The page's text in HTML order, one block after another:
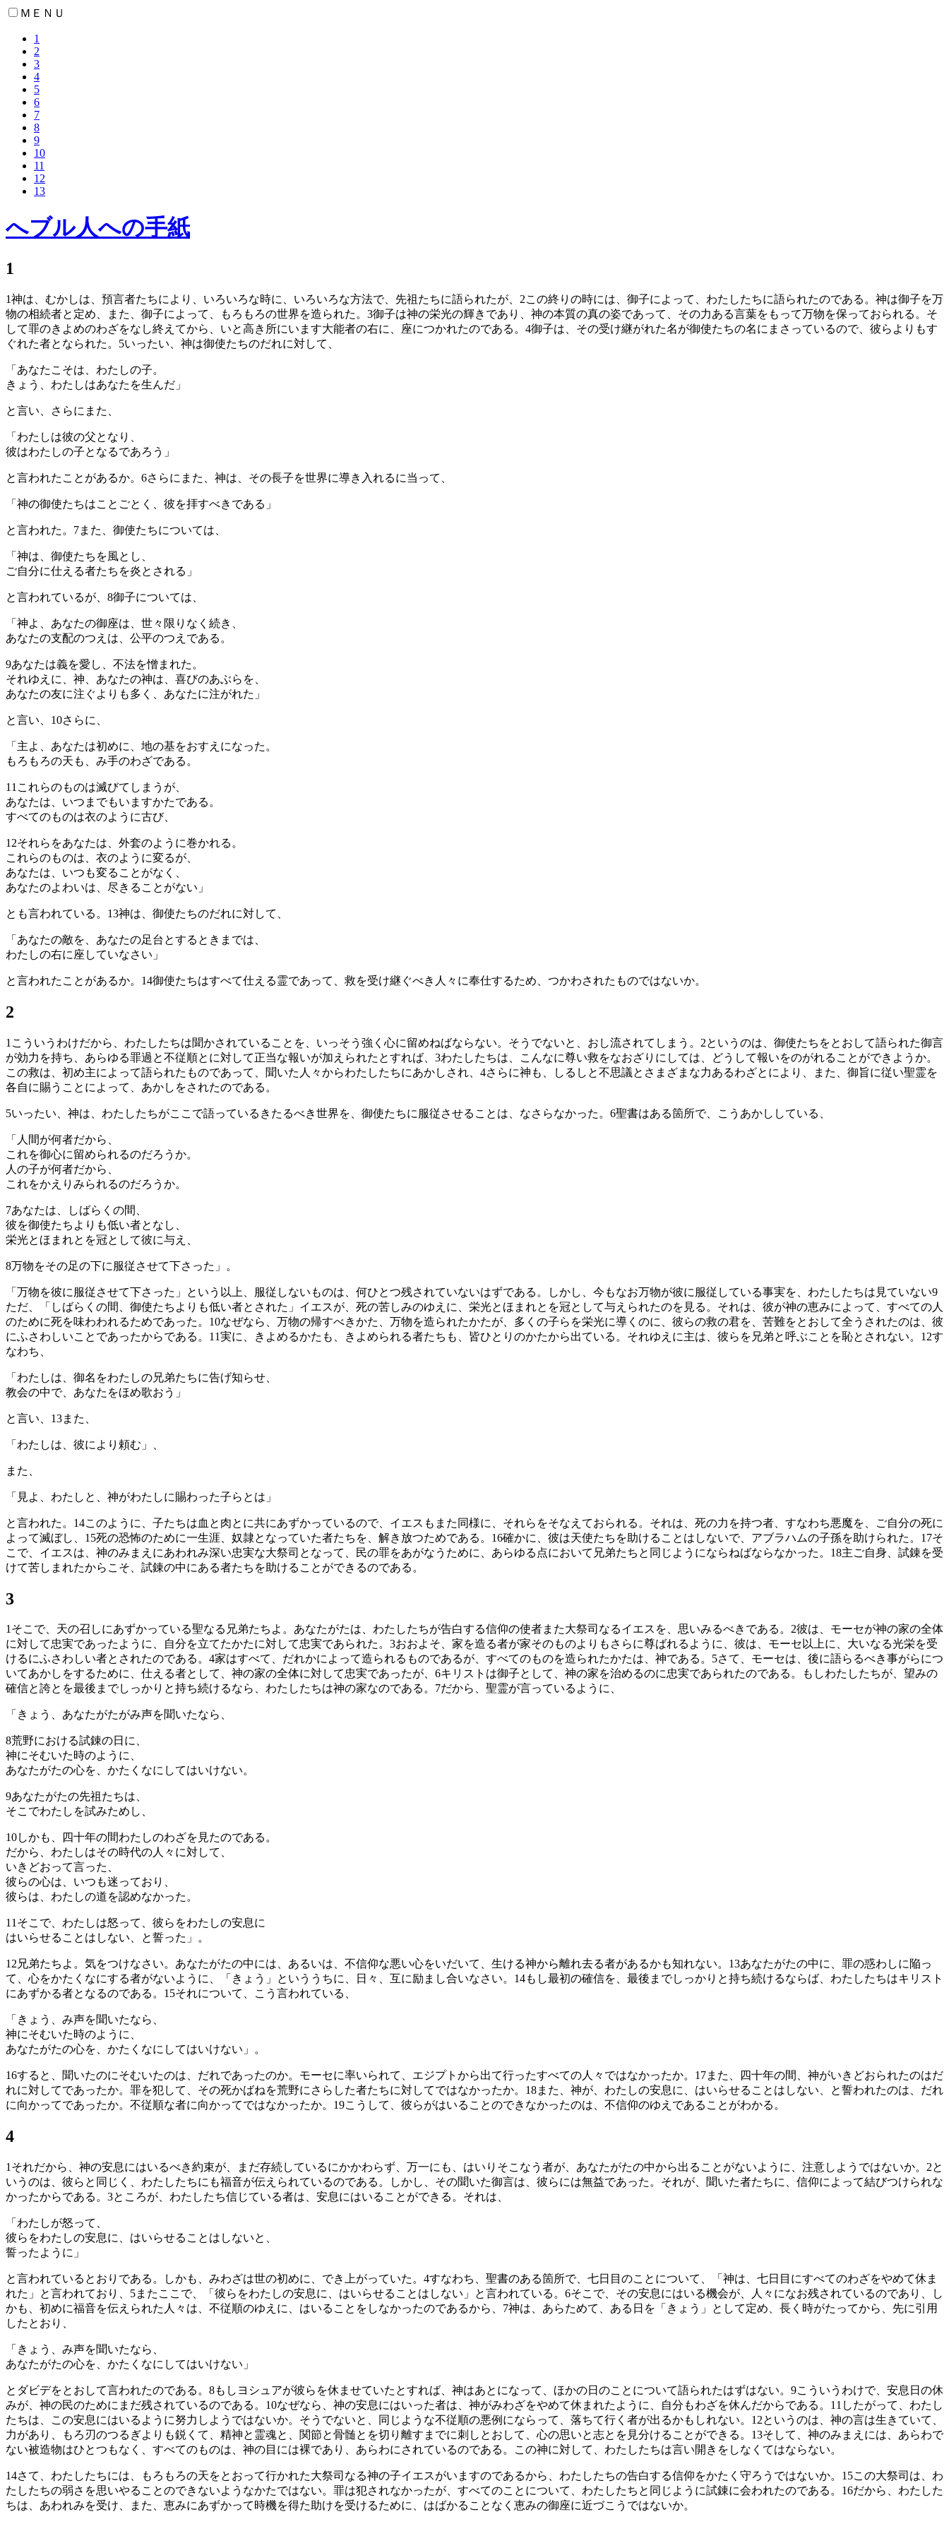
ＭＥＮＵ
1
2
3
4
5
6
7
8
9
10
11
12
13
へブル人への手紙
1
1神は、むかしは、預言者たちにより、いろいろな時に、いろいろな方法で、先祖たちに語られたが、 2この終りの時には、御子によって、わたしたちに語られたのである。神は御子を万
物の相続者と定め、また、御子によって、もろもろの世界を造られた。 3御子は神の栄光の輝きであり、神の本質の真の姿であって、その力ある言葉をもって万物を保っておられる。そ
して罪のきよめのわざをなし終えてから、いと高き所にいます大能者の右に、座につかれたのである。 4御子は、その受け継がれた名が御使たちの名にまさっているので、彼らよりもす
ぐれた者となられた。 5いったい、神は御使たちのだれに対して、
「あなたこそは、わたしの子。
きょう、わたしはあなたを生んだ」
と言い、さらにまた、
「わたしは彼の父となり、
彼はわたしの子となるであろう」
と言われたことがあるか。 6さらにまた、神は、その長子を世界に導き入れるに当って、
「神の御使たちはことごとく、彼を拝すべきである」
と言われた。 7また、御使たちについては、
「神は、御使たちを風とし、
ご自分に仕える者たちを炎とされる」
と言われているが、 8御子については、
「神よ、あなたの御座は、世々限りなく続き、
あなたの支配のつえは、公平のつえである。
9あなたは義を愛し、不法を憎まれた。
それゆえに、神、あなたの神は、喜びのあぶらを、
あなたの友に注ぐよりも多く、あなたに注がれた」
と言い、 10さらに、
「主よ、あなたは初めに、地の基をおすえになった。
もろもろの天も、み手のわざである。
11 これらのものは滅びてしまうが、
あなたは、いつまでもいますかたである。
すべてのものは衣のように古び、
12それらをあなたは、外套のように巻かれる。
これらのものは、衣のように変るが、
あなたは、いつも変ることがなく、
あなたのよわいは、尽きることがない」
とも言われている。 13神は、御使たちのだれに対して、
「あなたの敵を、あなたの足台とするときまでは、
わたしの右に座していなさい」
と言われたことがあるか。 14御使たちはすべて仕える霊であって、救を受け継ぐべき人々に奉仕するため、つかわされたものではないか。
2
1 こういうわけだから、わたしたちは聞かされていることを、いっそう強く心に留めねばならない。そうでないと、おし流されてしまう。 2というのは、御使たちをとおして語られた御言
が効力を持ち、あらゆる罪過と不従順とに対して正当な報いが加えられたとすれば、 3わたしたちは、こんなに尊い救をなおざりにしては、どうして報いをのがれることができようか。
この救は、初め主によって語られたものであって、聞いた人々からわたしたちにあかしされ、 4さらに神も、しるしと不思議とさまざまな力あるわざとにより、また、御旨に従い聖霊を
各自に賜うことによって、あかしをされたのである。
5いったい、神は、わたしたちがここで語っているきたるべき世界を、御使たちに服従させることは、なさらなかった。 6聖書はある箇所で、こうあかししている、
「人間が何者だから、
これを御心に留められるのだろうか。
人の子が何者だから、
これをかえりみられるのだろうか。
7あなたは、しばらくの間、
彼を御使たちよりも低い者となし、
栄光とほまれとを冠として彼に与え、
8万物をその足の下に服従させて下さった」。
「万物を彼に服従させて下さった」という以上、服従しないものは、何ひとつ残されていないはずである。しかし、今もなお万物が彼に服従している事実を、わたしたちは見ていない9
ただ、「しばらくの間、御使たちよりも低い者とされた」イエスが、死の苦しみのゆえに、栄光とほまれとを冠として与えられたのを見る。それは、彼が神の恵みによって、すべての人
のために死を味わわれるためであった。 10なぜなら、万物の帰すべきかた、万物を造られたかたが、多くの子らを栄光に導くのに、彼らの救の君を、苦難をとおして全うされたのは、彼
にふさわしいことであったからである。 11実に、きよめるかたも、きよめられる者たちも、皆ひとりのかたから出ている。それゆえに主は、彼らを兄弟と呼ぶことを恥とされない。 12す
なわち、
「わたしは、御名をわたしの兄弟たちに告げ知らせ、
教会の中で、あなたをほめ歌おう」
と言い、 13また、
「わたしは、彼により頼む」、
また、
「見よ、わたしと、神がわたしに賜わった子らとは」
と言われた。 14このように、子たちは血と肉とに共にあずかっているので、イエスもまた同様に、それらをそなえておられる。それは、死の力を持つ者、すなわち悪魔を、ご自分の死に
よって滅ぼし、 15死の恐怖のために一生涯、奴隷となっていた者たちを、解き放つためである。 16確かに、彼は天使たちを助けることはしないで、アブラハムの子孫を助けられた。 17そ
こで、イエスは、神のみまえにあわれみ深い忠実な大祭司となって、民の罪をあがなうために、あらゆる点において兄弟たちと同じようにならねばならなかった。 18主ご自身、試錬を受
けて苦しまれたからこそ、試錬の中にある者たちを助けることができるのである。
3
1そこで、天の召しにあずかっている聖なる兄弟たちよ。あなたがたは、わたしたちが告白する信仰の使者また大祭司なるイエスを、思いみるべきである。 2彼は、モーセが神の家の全体
に対して忠実であったように、自分を立てたかたに対して忠実であられた。 3おおよそ、家を造る者が家そのものよりもさらに尊ばれるように、彼は、モーセ以上に、大いなる光栄を受
けるにふさわしい者とされたのである。 4家はすべて、だれかによって造られるものであるが、すべてのものを造られたかたは、神である。 5さて、モーセは、後に語らるべき事がらにつ
いてあかしをするために、仕える者として、神の家の全体に対して忠実であったが、 6キリストは御子として、神の家を治めるのに忠実であられたのである。もしわたしたちが、望みの
確信と誇とを最後までしっかりと持ち続けるなら、わたしたちは神の家なのである。 7だから、聖霊が言っているように、
「きょう、あなたがたがみ声を聞いたなら、
8荒野における試錬の日に、
神にそむいた時のように、
あなたがたの心を、かたくなにしてはいけない。
9あなたがたの先祖たちは、
そこでわたしを試みためし、
10しかも、四十年の間わたしのわざを見たのである。
だから、わたしはその時代の人々に対して、
いきどおって言った、
彼らの心は、いつも迷っており、
彼らは、わたしの道を認めなかった。
11そこで、わたしは怒って、彼らをわたしの安息に
はいらせることはしない、と誓った」。
12兄弟たちよ。気をつけなさい。あなたがたの中には、あるいは、不信仰な悪い心をいだいて、生ける神から離れ去る者があるかも知れない。 13あなたがたの中に、罪の惑わしに陥っ
て、心をかたくなにする者がないように、「きょう」といううちに、日々、互に励まし合いなさい。 14もし最初の確信を、最後までしっかりと持ち続けるならば、わたしたちはキリスト
にあずかる者となるのである。 15それについて、こう言われている、
「きょう、み声を聞いたなら、
神にそむいた時のように、
あなたがたの心を、かたくなにしてはいけない」。
16すると、聞いたのにそむいたのは、だれであったのか。モーセに率いられて、エジプトから出て行ったすべての人々ではなかったか。 17また、四十年の間、神がいきどおられたのはだ
れに対してであったか。罪を犯して、その死かばねを荒野にさらした者たちに対してではなかったか。 18また、神が、わたしの安息に、はいらせることはしない、と誓われたのは、だれ
に向かってであったか。不従順な者に向かってではなかったか。 19こうして、彼らがはいることのできなかったのは、不信仰のゆえであることがわかる。
4
1 それだから、神の安息にはいるべき約束が、まだ存続しているにかかわらず、万一にも、はいりそこなう者が、あなたがたの中から出ることがないように、注意しようではないか。 2と
いうのは、彼らと同じく、わたしたちにも福音が伝えられているのである。しかし、その聞いた御言は、彼らには無益であった。それが、聞いた者たちに、信仰によって結びつけられな
かったからである。 3ところが、わたしたち信じている者は、安息にはいることができる。それは、
「わたしが怒って、
彼らをわたしの安息に、はいらせることはしないと、
誓ったように」
と言われているとおりである。しかも、みわざは世の初めに、でき上がっていた。 4すなわち、聖書のある箇所で、七日目のことについて、「神は、七日目にすべてのわざをやめて休ま
れた」と言われており、 5またここで、「彼らをわたしの安息に、はいらせることはしない」と言われている。 6そこで、その安息にはいる機会が、人々になお残されているのであり、し
かも、初めに福音を伝えられた人々は、不従順のゆえに、はいることをしなかったのであるから、 7神は、あらためて、ある日を「きょう」として定め、長く時がたってから、先に引用
したとおり、
「きょう、み声を聞いたなら、
あなたがたの心を、かたくなにしてはいけない」
とダビデをとおして言われたのである。 8もしヨシュアが彼らを休ませていたとすれば、神はあとになって、ほかの日のことについて語られたはずはない。 9こういうわけで、安息日の休
みが、神の民のためにまだ残されているのである。 10なぜなら、神の安息にはいった者は、神がみわざをやめて休まれたように、自分もわざを休んだからである。 11 したがって、わたし
たちは、この安息にはいるように努力しようではないか。そうでないと、同じような不従順の悪例にならって、落ちて行く者が出るかもしれない。 12というのは、神の言は生きていて、
力があり、もろ刃のつるぎよりも鋭くて、精神と霊魂と、関節と骨髄とを切り離すまでに刺しとおして、心の思いと志とを見分けることができる。 13そして、神のみまえには、あらわで
ない被造物はひとつもなく、すべてのものは、神の目には裸であり、あらわにされているのである。この神に対して、わたしたちは言い開きをしなくてはならない。
14さて、わたしたちには、もろもろの天をとおって行かれた大祭司なる神の子イエスがいますのであるから、わたしたちの告白する信仰をかたく守ろうではないか。 15この大祭司は、わ
たしたちの弱さを思いやることのできないようなかたではない。罪は犯されなかったが、すべてのことについて、わたしたちと同じように試錬に会われたのである。 16だから、わたした
ちは、あわれみを受け、また、恵みにあずかって時機を得た助けを受けるために、はばかることなく恵みの御座に近づこうではないか。